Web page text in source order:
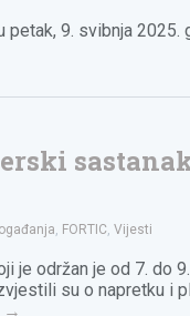
petak, 9. svibnja 2025.
, FORTIC,Vijesti
je održan je od 7. do
su o napretku i
→